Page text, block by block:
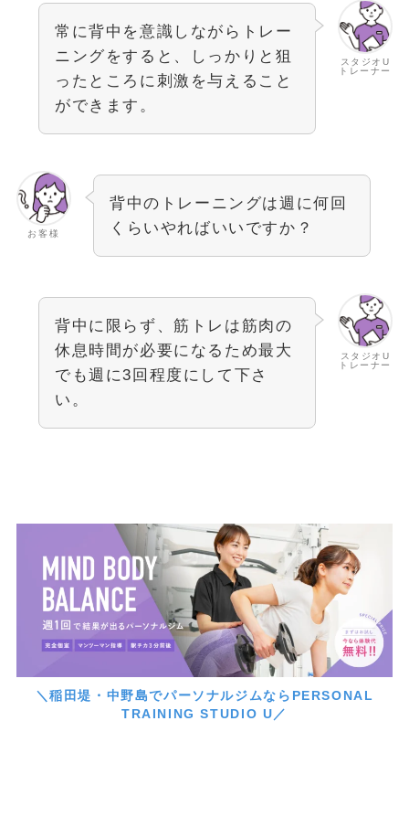
スタジオU
トレーナー
常に背中を意識しながらトレー
ニングをすると、しっかりと狙
ったところに刺激を与えること
ができます。
お客様
背中のトレーニングは週に何回
くらいやればいいですか？
スタジオU
トレーナー
背中に限らず、筋トレは筋肉の
休息時間が必要になるため最大
でも週に3回程度にして下さ
い。
＼稲田堤・中野島でパーソナルジムならPERSONAL
TRAINING STUDIO U／